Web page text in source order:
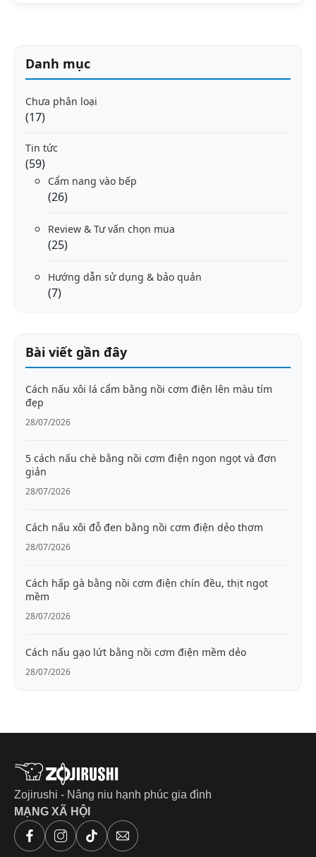
Danh mục
Chưa phân loại
(17)
Tin tức
(59)
Cẩm nang vào bếp
(26)
Review & Tư vấn chọn mua
(25)
Hướng dẫn sử dụng & bảo quản
(7)
Bài viết gần đây
Cách nấu xôi lá cẩm bằng nồi cơm điện lên màu tím
đẹp
28/07/2026
5 cách nấu chè bằng nồi cơm điện ngon ngọt và đơn
giản
28/07/2026
Cách nấu xôi đỗ đen bằng nồi cơm điện dẻo thơm
28/07/2026
Cách hấp gà bằng nồi cơm điện chín đều, thịt ngọt
mềm
28/07/2026
Cách nấu gạo lứt bằng nồi cơm điện mềm dẻo
28/07/2026
Zojirushi - Nâng niu hạnh phúc gia đình
MẠNG XÃ HỘI